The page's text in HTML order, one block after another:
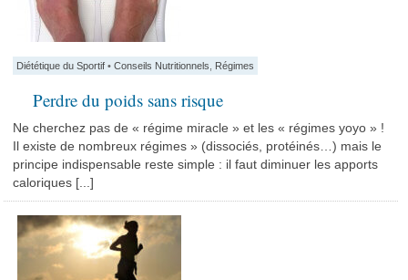
Diététique du Sportif •Conseils Nutritionnels Régimes
Perdre du poids sans risque
Ne cherchez pas de « régime miracle » et les « régimes yoyo » !
Il existe de nombreux régimes » (dissociés, protéinés…) mais le
principe indispensable reste simple : il faut diminuer les apports
caloriques [...]